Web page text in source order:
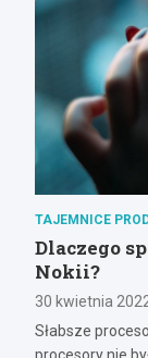
TAJEMNICE
Dlaczego
Nokii?
30 kwietnia
Słabsze